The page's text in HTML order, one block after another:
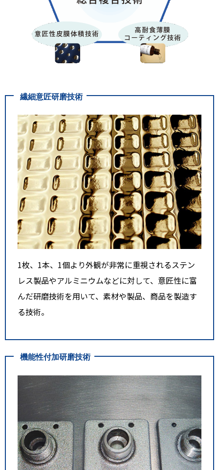
繊細意匠研磨技術
1枚、1本、1個より外観が非常に重視されるステン
レス製品やアルミニウムなどに対して、意匠性に富
んだ研磨技術を用いて、素材や製品、商品を製造す
る技術。
機能性付加研磨技術